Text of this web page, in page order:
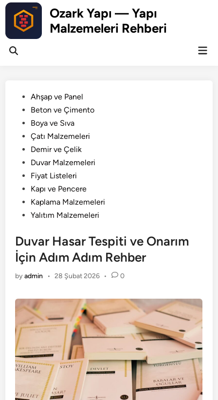
Skip
content
Ozark Yapı — Yapı
Malzemeleri Rehberi
Open
PostedAhşap ve Panel
Beton ve Çimento
Boya ve Sıva
Çatı Malzemeleri
Demir ve Çelik
Duvar Malzemeleri
Fiyat Listeleri
Kapı ve Pencere
Kaplama Malzemeleri
Yalıtım Malzemeleri
Duvar Hasar Tespiti ve Onarım
İçin Adım Adım Rehber
byadmin • 28 Şubat 2026 • 0